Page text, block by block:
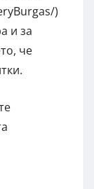
)
и за
че